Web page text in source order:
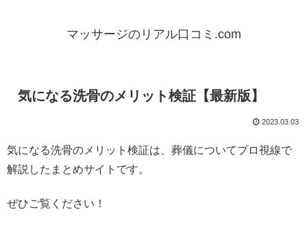
マッサージのリアル口コミ.com
気になる洗骨のメリット検証【最新版】
2023.03.03
気になる洗骨のメリット検証は、葬儀についてプロ視線で
解説したまとめサイトです。
ぜひご覧ください！